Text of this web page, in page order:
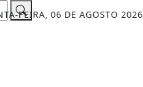
FEIRA, 06 DE AGOSTO 2026